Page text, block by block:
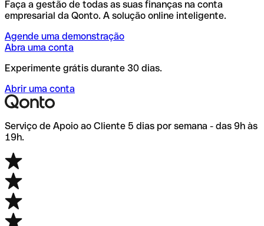
Faça a gestão de todas as suas finanças na conta
empresarial da Qonto. A solução online inteligente.
Agende uma demonstração
Abra uma conta
Experimente grátis durante 30 dias.
Abrir uma conta
Serviço de Apoio ao Cliente 5 dias por semana - das 9h às
19h.